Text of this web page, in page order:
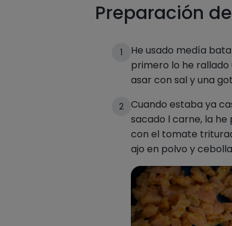
Preparación
1
He usado medía
primero lo he rallado
asar con sal y una
2 Cuando estaba ya
sacado l carne, la
con el tomate
ajo en polvo y